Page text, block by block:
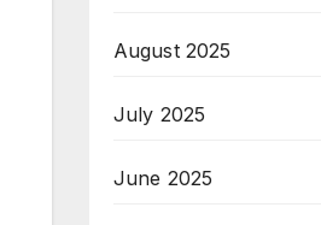
August 2025
July 2025
June 2025